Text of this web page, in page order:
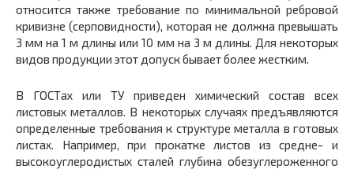
относится также требование по минимальной ребровой
кривизне (серповидности), которая не должна превышать
3 мм на 1 м длины или 10 мм на 3 м длины. Для некоторых
видов продукции этот допуск бывает более жестким.
В ГОСТах или ТУ приведен химический состав всех
листовых металлов. В некоторых случаях предъявляются
определенные требования к структуре металла в готовых
листах. Например, при прокатке листов из средне- и
высокоуглеродистых сталей глубина обезуглероженного